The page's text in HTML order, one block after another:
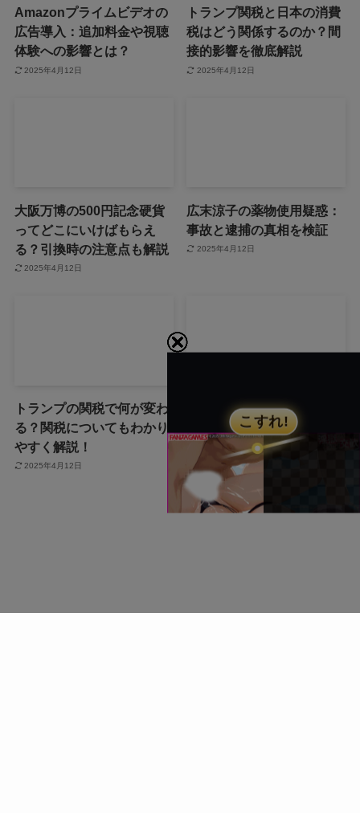
Amazonプライムビデオの
広告導入：追加料金や視聴
体験への影響とは？
2025年4月12日
トランプ関税と日本の消費
税はどう関係するのか？間
接的影響を徹底解説
2025年4月12日
大阪万博の500円記念硬貨
ってどこにいけばもらえ
る？引換時の注意点も解説
2025年4月12日
広末涼子の薬物使用疑惑：
事故と逮捕の真相を検証
2025年4月12日
トランプの関税で何が変わ
る？関税についてもわかり
やすく解説！
2025年4月12日
「誰から？＋999100から怪
しい電話と謎のメッセー
ジ」
2025年4月12日